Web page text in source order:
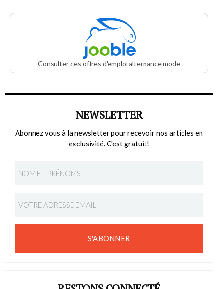
Consulter des offres d'emploi alternance mode
NEWSLETTER
Abonnez vous à la newsletter pour recevoir nos articles en
exclusivité. C'est gratuit!
S'ABONNER